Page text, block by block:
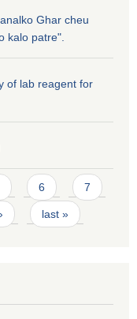
Ghar cheu
kalo patre".
of lab reagent for
6 7
last »